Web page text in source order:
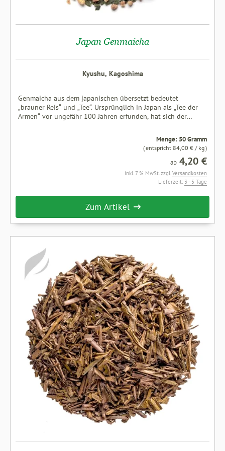
Japan Genmaicha
Kyushu, Kagoshima
Genmaicha aus dem japanischen übersetzt bedeutet
„brauner Reis“ und „Tee“. Ursprünglich in Japan als „Tee der
Armen“ vor ungefähr 100 Jahren erfunden, hat sich der
japanischen Sencha werden geröstete, teilweise gepoppte
Reiskörner beigemengt, wodurch er einen lieblichen,
aromatischen Geschmack erhält, der von einem warmen, süß-
malzigen Charakter begleitet wird. Das lange, flache Blatt in
Verbindung mit den leichten Röstaromen des Reises
entwickelt einen wunderbaren Duft. Die Tasse zeigt sich in
einem bestechenden grün-gelb. Zutaten: 50% Japan Sencha
Grüntee, 50% gerösteter Naturreis.
Menge: 50 Gramm
( entspricht 84,00 € / kg )
ab 4,20 €
inkl. 7 % MwSt. zzgl. Versandkosten
Lieferzeit: 3 - 5 Tage
Zum Artikel